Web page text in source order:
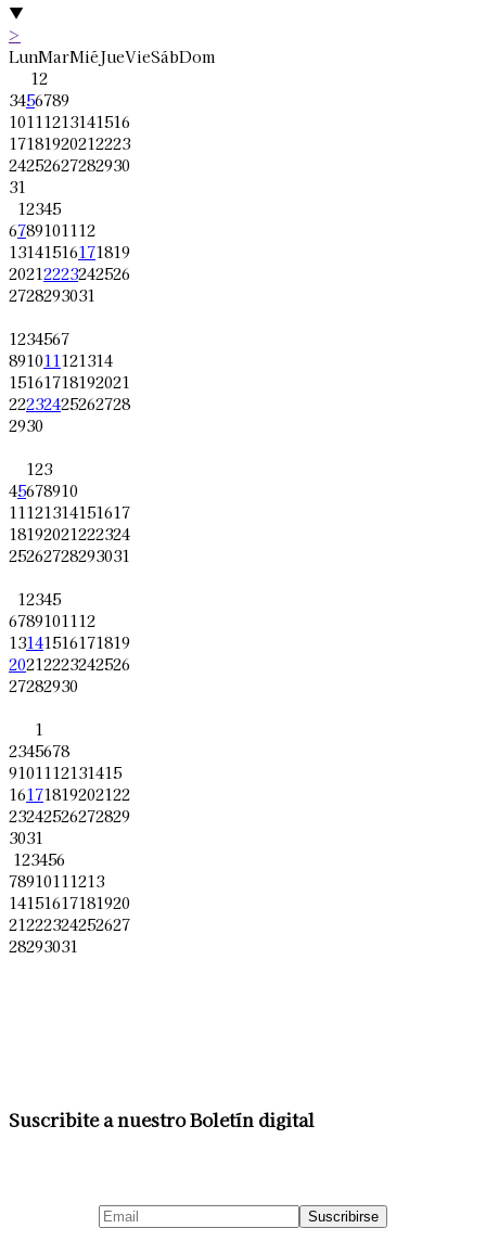
▼
>
LunMarMiéJueVieSábDom
12
3456789
10111213141516
17181920212223
24252627282930
31
12345
6789101112
13141516171819
20212223242526
2728293031
1234567
891011121314
15161718192021
22232425262728
2930
123
45678910
11121314151617
18192021222324
25262728293031
12345
6789101112
13141516171819
20212223242526
27282930
1
2345678
9101112131415
16171819202122
23242526272829
3031
123456
78910111213
14151617181920
21222324252627
28293031
Suscribite a nuestro Boletín digital